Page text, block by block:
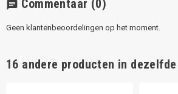
chat Commentaar (0)
Geen klantenbeoordelingen op het moment.
16 andere producten in